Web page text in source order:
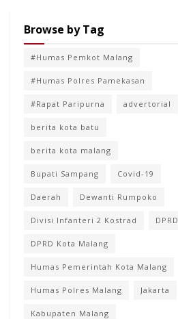
Browse by Tag
#Humas Pemkot Malang
#Humas Polres Pamekasan
#Rapat Paripurna advertorial
berita kota batu
berita kota malang
Bupati Sampang Covid-19
Daerah Dewanti Rumpoko
Divisi Infanteri 2 Kostrad DPRD
DPRD Kota Malang
Humas Pemerintah Kota Malang
Humas Polres Malang Jakarta
Kabupaten Malang